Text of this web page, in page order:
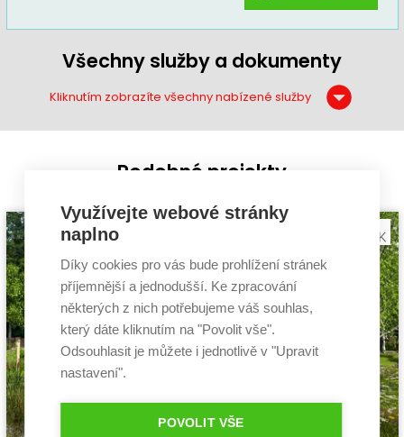
Všechny služby a dokumenty
Kliknutím zobrazíte všechny nabízené služby
Podobné projekty
Využívejte webové stránky
naplno
Díky cookies pro vás bude prohlížení stránek
příjemnější a jednodušší. Ke zpracování
některých z nich potřebujeme váš souhlas,
který dáte kliknutím na "Povolit vše".
Odsouhlasit je můžete i jednotlivě v "Upravit
nastavení".
POVOLIT VŠE